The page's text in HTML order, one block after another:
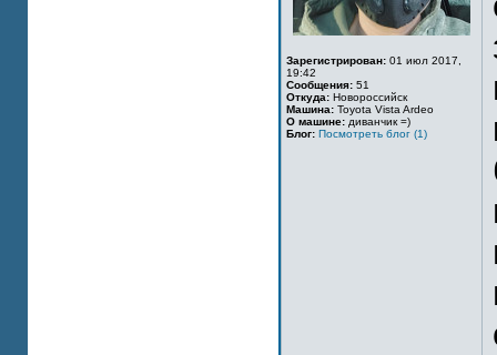
Зарегистрирован: 01 июл 2017,
19:42
Сообщения: 51
Откуда: Новороссийск
Машина: Toyota Vista Ardeo
О машине: диванчик =)
Блог: Посмотреть блог (1)